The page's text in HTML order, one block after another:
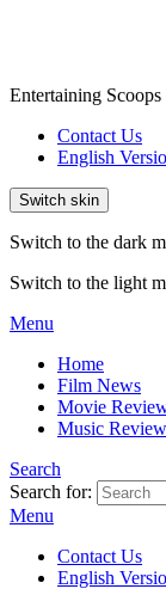
Entertaining Scoops
Contact Us
English
Switch skin
Switch to the dark
Switch to the light
Menu
Home
Film News
Movie
Music
Search
Search for:
Menu
Contact Us
English